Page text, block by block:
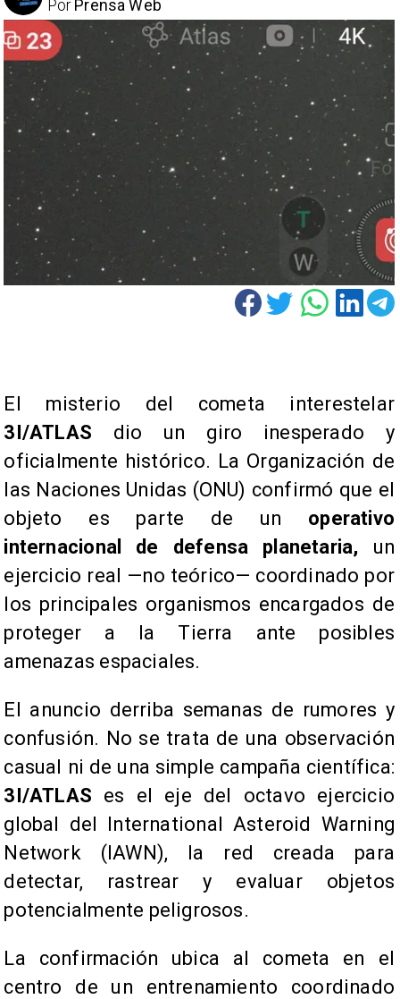
Prensa Web
Por
El misterio del cometa interestelar
3I/ATLAS dio un giro inesperado y
oficialmente histórico. La Organización de
las Naciones Unidas (ONU) confirmó que el
objeto es parte de un operativo
internacional de defensa planetaria, un
ejercicio real —no teórico— coordinado por
los principales organismos encargados de
proteger a la Tierra ante posibles
amenazas espaciales.
El anuncio derriba semanas de rumores y
confusión. No se trata de una observación
casual ni de una simple campaña científica:
3I/ATLAS es el eje del octavo ejercicio
global del International Asteroid Warning
Network (IAWN), la red creada para
detectar, rastrear y evaluar objetos
potencialmente peligrosos.
La confirmación ubica al cometa en el
centro de un entrenamiento coordinado